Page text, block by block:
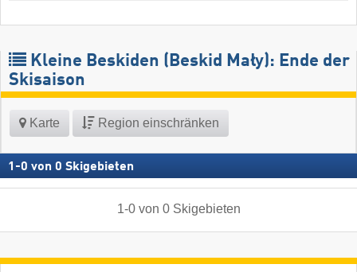
Kleine Beskiden (Beskid Mały): Ende der
Skisaison
Karte Region einschränken
1 -0 von 0 Skigebieten
1-0von 0 Skigebieten